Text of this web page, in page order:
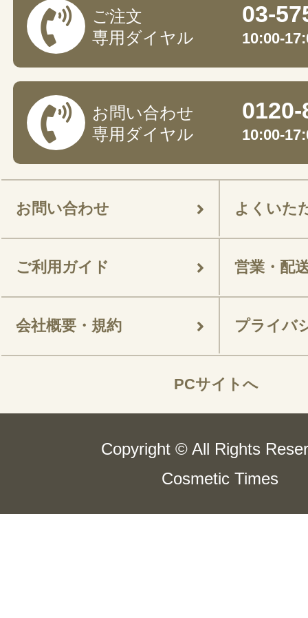
ご注文
専用ダイヤル
03-
10:00-
お問い合わせ
専用ダイヤル
10:00-
お問い合わせ よくいた
ご利用ガイド 営業・配
会社概要・規約 プライバ
PCサイトへ
Copyright © All Rights
Cosmetic Times